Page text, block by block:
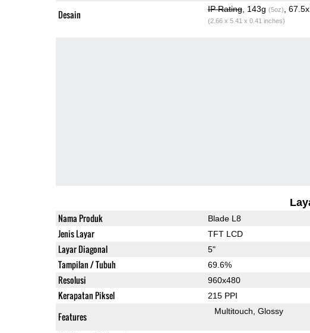
Desain IP Rating, 143g (5oz) ,
(2.66 x 5.41 x 0.41 inches)
Nama Produk Blade L8
Jenis Layar TFT LCD
Layar Diagonal 5"
Tampilan / Tubuh 69.6%
Resolusi 960x480
Kerapatan Piksel 215 PPI
Features Multitouch Glossy